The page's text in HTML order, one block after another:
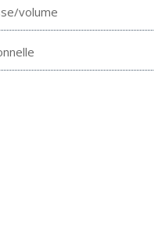
volume